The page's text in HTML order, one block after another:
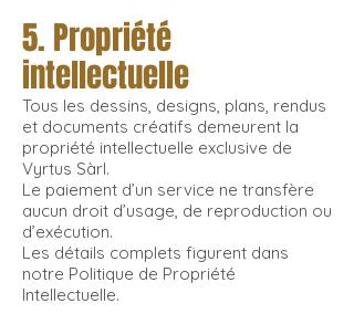
5. Propriété
intellectuelle
Tous les dessins, designs, plans, rendus
et documents créatifs demeurent la
propriété intellectuelle exclusive de
Vyrtus Sàrl.
Le paiement d’un service ne transfère
aucun droit d’usage, de reproduction ou
d’exécution.
Les détails complets figurent dans
notre Politique de Propriété
Intellectuelle.